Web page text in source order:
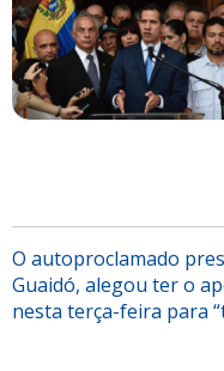
O autoproclamado
Guaidó, alegou ter o
nesta terça-feira para